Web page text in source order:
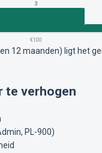
3
€100
12 maanden) ligt het
te verhogen
PL-900)